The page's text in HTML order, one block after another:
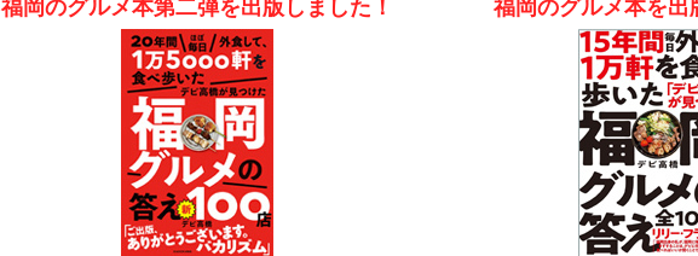
福岡のグルメ本第二弾を出版しました！ 福岡のグルメ本を出